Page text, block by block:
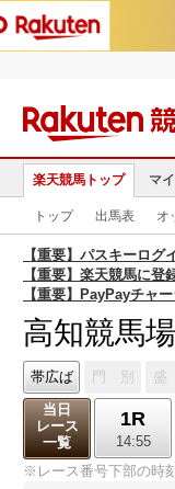
楽天競馬トップ マ
トップ 出馬表 オ
【重要】パスキーログ
【重要】楽天競馬に
【重要】PayPayチャ
高知競馬
帯広ば 門 別 盛
当日
レース
一覧
1R
14:55
※レース番号下部の時